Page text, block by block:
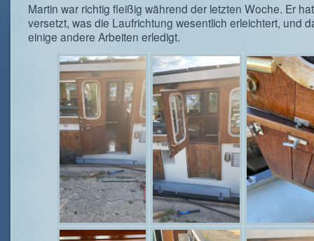
Martin war richtig fleißig während der letzten Woche. Er
versetzt, was die Laufrichtung wesentlich erleichtert, und
einige andere Arbeiten erledigt.